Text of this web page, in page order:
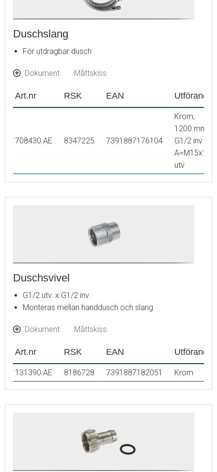
Duschslang
För utdragbar dusch
Dokument Måttskiss
Art.nr RSK EAN Utförande
708430.AE 8347225 7391887176104
Krom,
1200 mm,
G1/2 inv -
A=M15x1
utv
Duschsvivel
G1/2 utv. x G1/2 inv.
Monteras mellan handdusch och slang
Dokument Måttskiss
Art.nr RSK EAN Utförande
131390.AE 8186728 7391887182051 Krom